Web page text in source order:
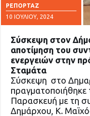
ΡΕΠΟΡΤΆΖ
10 ΙΟΥΛΊΟΥ, 2024
ΔΙΑΒΑΣΤΕ
Σύσκεψη στον
αποτίμηση του
ενεργειών στην
Σταμάτα
Σύσκεψη στο
πραγματοποιήθηκε
Παρασκευή με τη
Δημάρχου, Κ.